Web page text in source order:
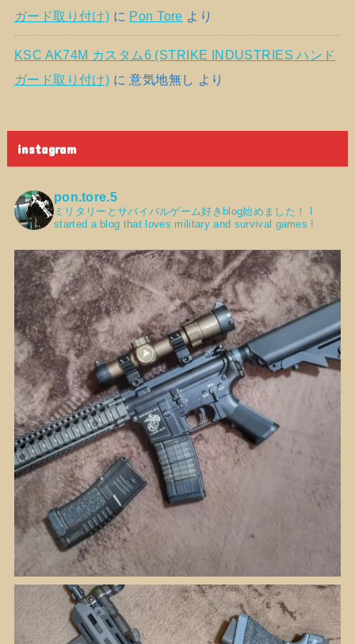
ガード取り付け) に Pon Tore より
KSC AK74M カスタム6 (STRIKE INDUSTRIES ハンド
ガード取り付け) に意気地無し より
instagram
pon.tore.5
ミリタリーとサバイバルゲーム好きblog始めました！
started a blog that loves military and survival games !